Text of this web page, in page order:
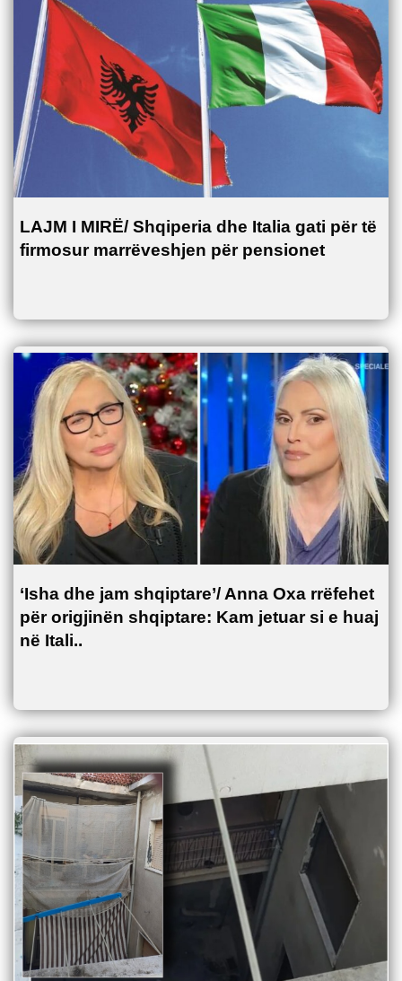
LAJM I MIRË/ Shqiperia dhe Italia gati për të
firmosur marrëveshjen për pensionet
‘Isha dhe jam shqiptare’/ Anna Oxa rrëfehet
për origjinën shqiptare: Kam jetuar si e huaj
në Itali..